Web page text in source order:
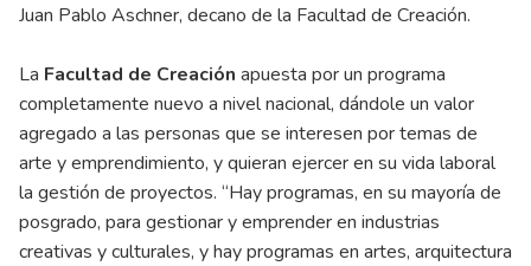
Juan Pablo Aschner, decano de la Facultad de Creación.
La Facultad de Creación apuesta por un programa
completamente nuevo a nivel nacional, dándole un valor
agregado a las personas que se interesen por temas de
arte y emprendimiento, y quieran ejercer en su vida laboral
la gestión de proyectos. “Hay programas, en su mayoría de
posgrado, para gestionar y emprender en industrias
creativas y culturales, y hay programas en artes, arquitectura